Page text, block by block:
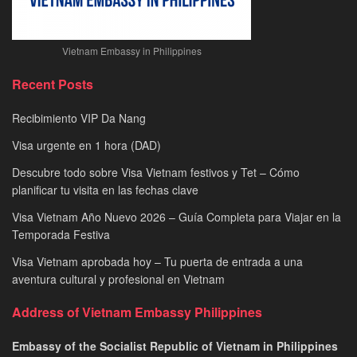
Vietnam Embassy in Philippines
Recent Posts
Recibimiento VIP Da Nang
Visa urgente en 1 hora (DAD)
Descubre todo sobre Visa Vietnam festivos y Tet – Cómo
planificar tu visita en las fechas clave
Visa Vietnam Año Nuevo 2026 – Guía Completa para Viajar en la
Temporada Festiva
Visa Vietnam aprobada hoy – Tu puerta de entrada a una
aventura cultural y profesional en Vietnam
Address of Vietnam Embassy Philippines
Embassy of the Socialist Republic of Vietnam in Philippines​